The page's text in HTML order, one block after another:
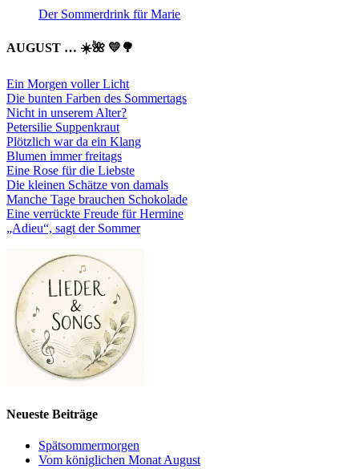
Der Sommerdrink für Marie
AUGUST … ☀️🌺 💛🌳
Ein Morgen voller Licht
Die bunten Farben des Sommertags
Nicht in unserem Alter?
Petersilie Suppenkraut
Plötzlich war da ein Klang
Blumen immer freitags
Eine Rose für die Liebste
Die kleinen Schätze von damals
Manche Tage brauchen Schokolade
Eine verrückte Freude für Hermine
„Adieu“, sagt der Sommer
Neueste Beiträge
Spätsommermorgen
Vom königlichen Monat August